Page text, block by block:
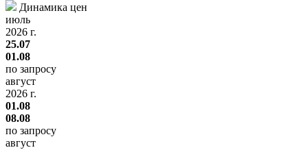
Динамика цен
июль
2026 г.
25.07
01.08
по запросу
август
2026 г.
01.08
08.08
по запросу
август